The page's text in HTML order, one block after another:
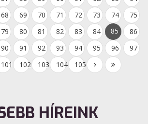
68 69 70 71 72 73 74
75
79 80 81 82 83 84 85
86
90 91 92 93 94 95 96
97
101 102 103 104 105
HÍREINK